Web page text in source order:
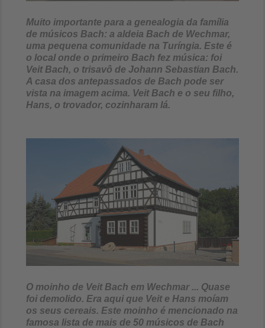
Muito importante para a genealogia da família
de músicos Bach: a aldeia Bach de Wechmar,
uma pequena comunidade na Turíngia. Este é
o local onde o primeiro Bach fez música: foi
Veit Bach, o trisavô de Johann Sebastian Bach.
A casa dos antepassados de Bach pode ser
vista na imagem acima. Veit Bach e o seu filho,
Hans, o trovador, cozinharam lá.
O moinho de Veit Bach em Wechmar ... Quase
foi demolido. Era aqui que Veit e Hans moíam
os seus cereais. Este moinho é mencionado na
famosa lista de mais de 50 músicos de Bach